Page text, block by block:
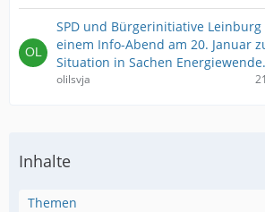
SPD und Bürgerinitiative
einem Info-Abend am 20. Januar
Situation in Sachen Energiewende.
olilsvja
Inhalte
Themen